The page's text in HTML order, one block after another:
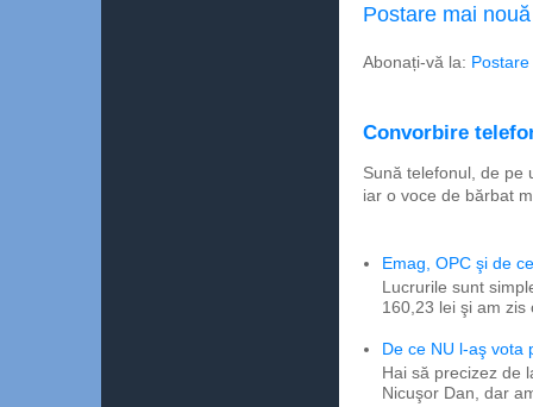
Postare mai nouă
Abonați-vă la:
Convorbire
Sună telefonul, de pe
iar o voce de bărbat
Emag, OPC şi de
Lucrurile sunt
160,23 lei şi am
De ce NU l-aş vota
Hai să precizez de
Nicuşor Dan, dar